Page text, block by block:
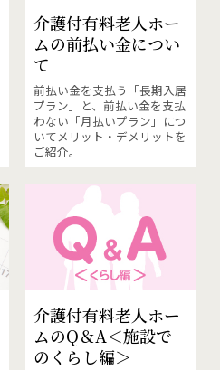
介護付有料老人ホー
ムの前払い金につい
て
前払い金を支払う「長期入居
プラン」と、前払い金を支払
わない「月払いプラン」につ
いてメリット・デメリットを
ご紹介。
介護付有料老人ホー
ムのQ＆A＜施設で
のくらし編＞